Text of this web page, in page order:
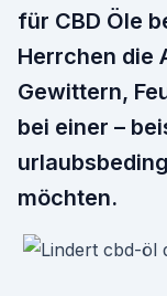
für CBD Öle
Herrchen die
Gewittern,
bei einer –
möchten.